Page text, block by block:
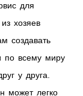
для
хозяев
создавать
по всему миру
у друга.
может легко